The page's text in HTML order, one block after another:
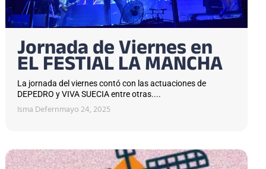
Jornada de Viernes en
EL FESTIAL LA MANCHA
La jornada del viernes contó con las actuaciones de
DEPEDRO y VIVA SUECIA entre otras....
Isma Defernmayo 24, 2025